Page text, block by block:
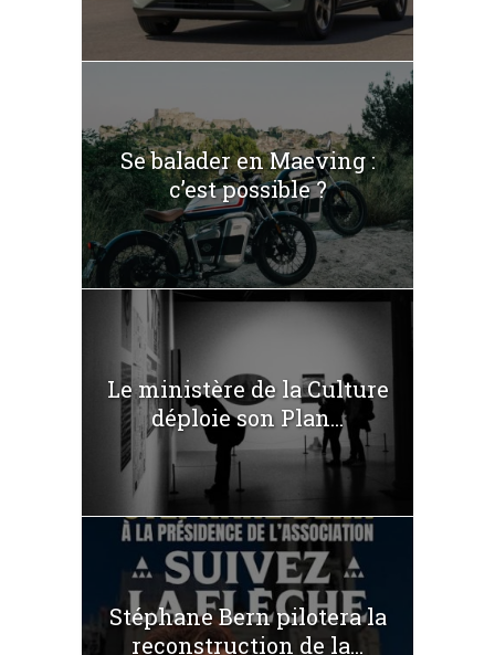
Se balader en Maeving :
c’est possible ?
Le ministère de la Culture
déploie son Plan...
Stéphane Bern pilotera la
reconstruction de la...